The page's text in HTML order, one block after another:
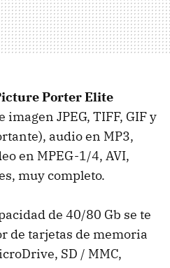
Porter Elite
JPEG, TIFF, GIF y
audio en MP3,
en MPEG-1/4, AVI,
muy completo.
de 40/80 Gb se te
de tarjetas de memoria
SD / MMC,